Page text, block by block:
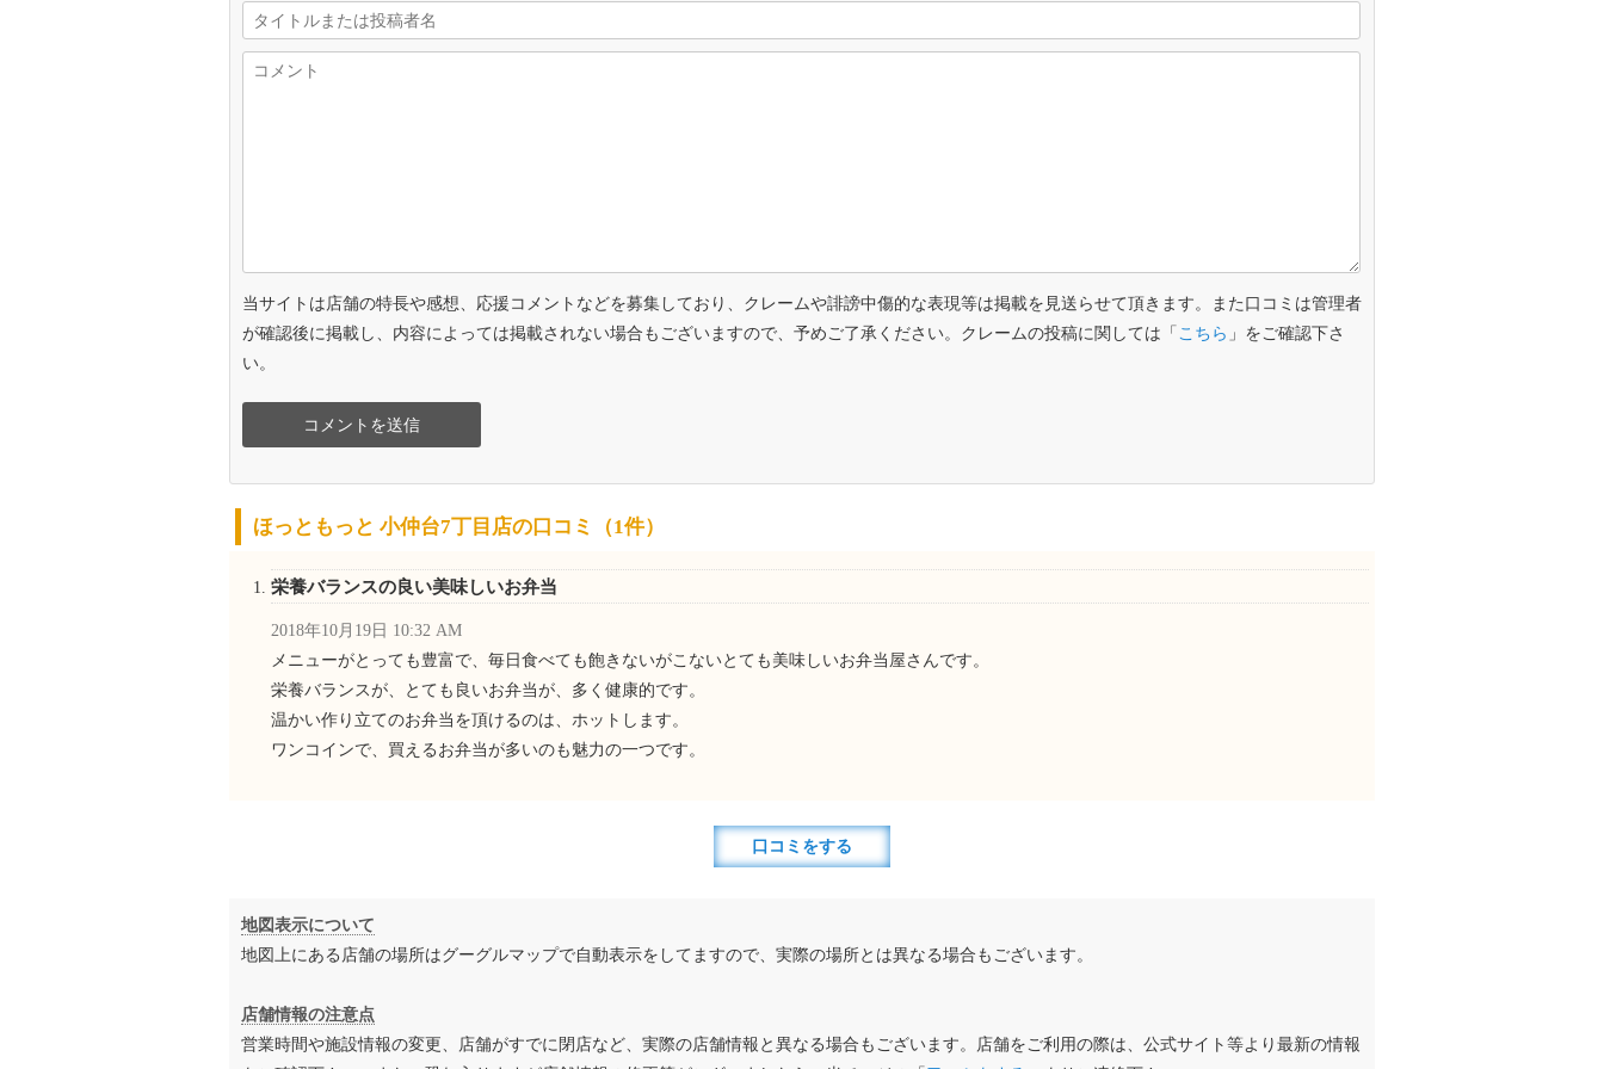
当サイトは店舗の特長や感想、応援コメントなどを募集しており、クレームや誹謗中傷的な表現等は掲載を見送らせて頂きます。また口コミは管理者
が確認後に掲載し、内容によっては掲載されない場合もございますので、予めご了承ください。クレームの投稿に関しては「 こちら 」をご確認下さ
い。
ほっともっと 小仲台7丁目店の口コミ（1件）
栄養バランスの良い美味しいお弁当
2018年10月19日 10:32 AM
メニューがとっても豊富で、毎日食べても飽きないがこないとても美味しいお弁当屋さんです。
栄養バランスが、とても良いお弁当が、多く健康的です。
温かい作り立てのお弁当を頂けるのは、ホットします。
ワンコインで、買えるお弁当が多いのも魅力の一つです。
口コミをする
地図表示について
地図上にある店舗の場所はグーグルマップで自動表示をしてますので、実際の場所とは異なる場合もございます。
店舗情報の注意点
営業時間や施設情報の変更、店舗がすでに閉店など、実際の店舗情報と異なる場合もございます。店舗をご利用の際は、公式サイト等より最新の情報